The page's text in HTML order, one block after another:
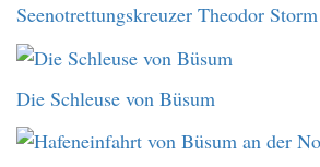
Seenotrettungskreuzer Theodor
Die Schleuse von Büsum